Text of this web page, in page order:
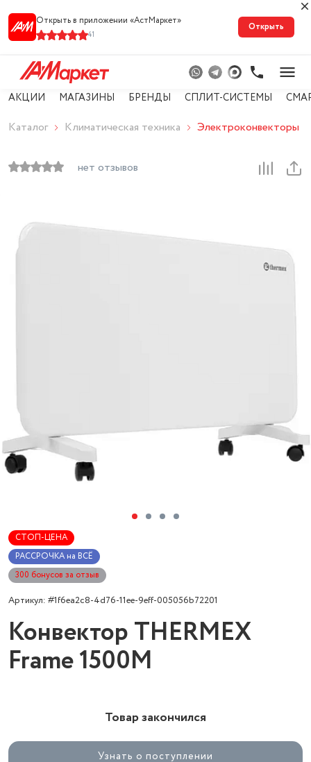
Открыть в приложении «АстМарке‪т‬»
41
Открыть
АКЦИИ МАГАЗИНЫ БРЕНДЫ СПЛИТ-СИСТЕМЫ
Каталог Климатическая техника Электроконвекторы
нет отзывов
СТОП-ЦЕНА
РАССРОЧКА на ВСЁ
300 бонусов за отзыв
Артикул: #1f6ea2c8-4d76-11ee-9eff-005056b72201
Конвектор THERMEX
Frame 1500M
Товар закончился
Узнать о поступлении